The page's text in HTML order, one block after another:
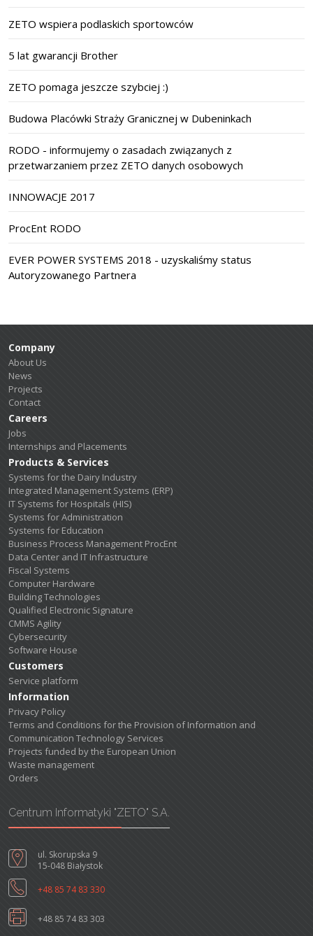
ZETO wspiera podlaskich sportowców
5 lat gwarancji Brother
ZETO pomaga jeszcze szybciej :)
Budowa Placówki Straży Granicznej w Dubeninkach
RODO - informujemy o zasadach związanych z
przetwarzaniem przez ZETO danych osobowych
INNOWACJE 2017
ProcEnt RODO
EVER POWER SYSTEMS 2018 - uzyskaliśmy status
Autoryzowanego Partnera
Company
About Us
News
Projects
Contact
Careers
Jobs
Internships and Placements
Products & Services
Systems for the Dairy Industry
Integrated Management Systems (ERP)
IT Systems for Hospitals (HIS)
Systems for Administration
Systems for Education
Business Process Management ProcEnt
Data Center and IT Infrastructure
Fiscal Systems
Computer Hardware
Building Technologies
Qualified Electronic Signature
CMMS Agility
Cybersecurity
Software House
Customers
Service platform
Information
Privacy Policy
Terms and Conditions for the Provision of Information and
Communication Technology Services
Projects funded by the European Union
Waste management
Orders
Centrum Informatyki "ZETO" S.A.
ul. Skorupska 9
15-048 Białystok
+48 85 74 83 330
+48 85 74 83 303